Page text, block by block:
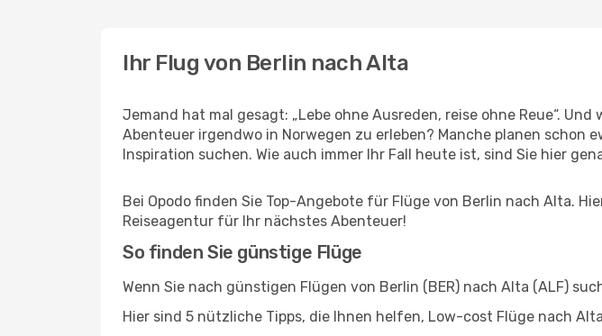
Ihr Flug von Berlin nach Alta
Jemand hat mal gesagt: „Lebe ohne Ausreden, reise ohne Reue“.
Abenteuer irgendwo in Norwegen zu erleben? Manche planen schon
Inspiration suchen. Wie auch immer Ihr Fall heute ist, sind Sie hier
Bei Opodo finden Sie Top-Angebote für Flüge von Berlin nach Alta.
Reiseagentur für Ihr nächstes Abenteuer!
So finden Sie günstige Flüge
Wenn Sie nach günstigen Flügen von Berlin (BER) nach Alta (ALF)
Hier sind 5 nützliche Tipps, die Ihnen helfen, Low-cost Flüge nach